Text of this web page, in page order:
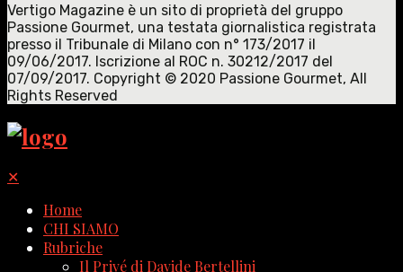
Vertigo Magazine è un sito di proprietà del gruppo
Passione Gourmet, una testata giornalistica registrata
presso il Tribunale di Milano con n° 173/2017 il
09/06/2017. Iscrizione al ROC n. 30212/2017 del
07/09/2017. Copyright © 2020 Passione Gourmet, All
Rights Reserved
✕
Home
CHI SIAMO
Rubriche
Il Privé di Davide Bertellini